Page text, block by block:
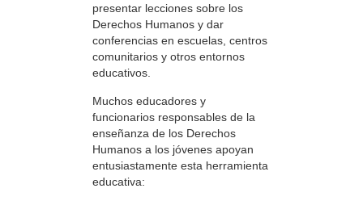
presentar lecciones sobre los
Derechos Humanos y dar
conferencias en escuelas, centros
comunitarios y otros entornos
educativos.
Muchos educadores y
funcionarios responsables de la
enseñanza de los Derechos
Humanos a los jóvenes apoyan
entusiastamente esta herramienta
educativa: